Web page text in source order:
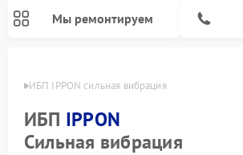
Мы ремонтируем
ИБП IPPON сильная вибрация
ИБП IPPON
Сильная вибрация